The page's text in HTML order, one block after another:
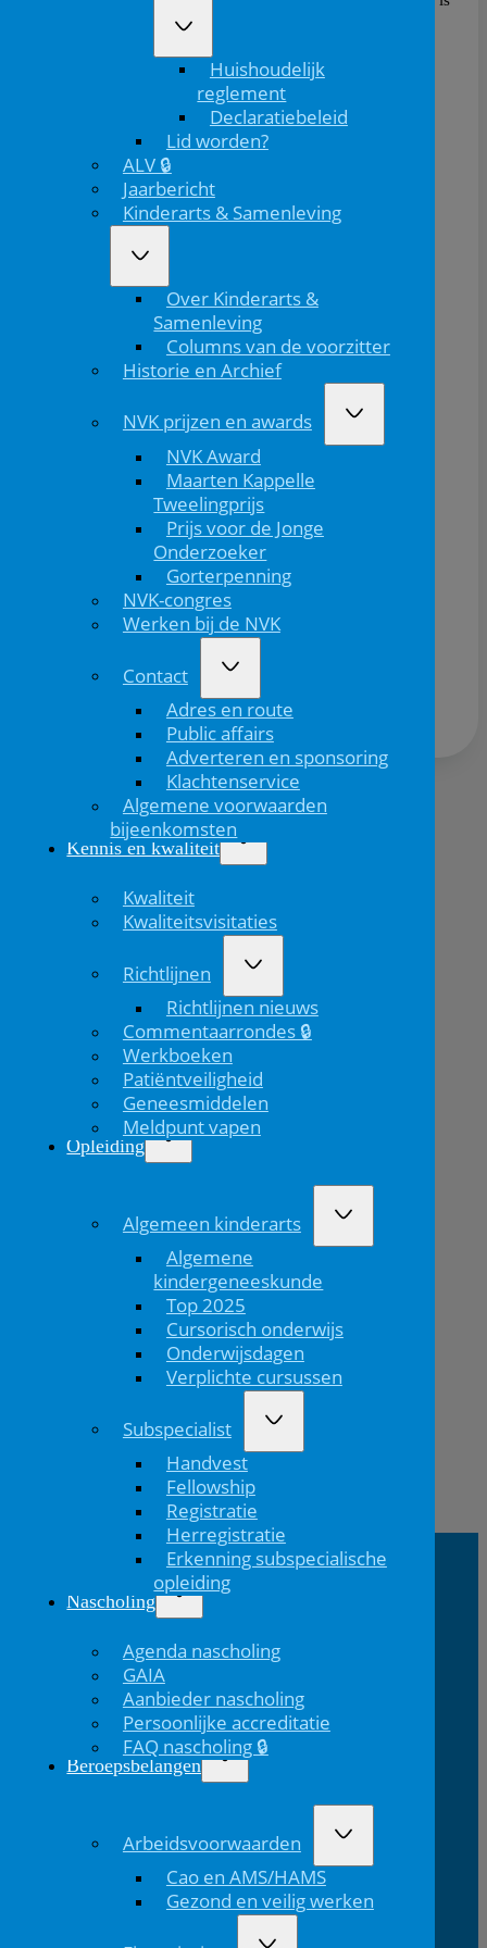
Huishoudelijk
reglement
Declaratiebeleid
Lid worden?
ALV 🔒
Jaarbericht
Kinderarts & Samenleving
Over Kinderarts &
Samenleving
Columns van de voorzitter
Historie en Archief
NVK prijzen en awards
NVK Award
Maarten Kappelle
Tweelingprijs
Prijs voor de Jonge
Onderzoeker
Gorterpenning
NVK-congres
Werken bij de NVK
Contact
Adres en route
Public affairs
Adverteren en sponsoring
Klachtenservice
Algemene voorwaarden
bijeenkomsten
Kennis en kwaliteit
Kwaliteit
Kwaliteitsvisitaties
Richtlijnen
Richtlijnen nieuws
Commentaarrondes 🔒
Werkboeken
Patiëntveiligheid
Geneesmiddelen
Meldpunt vapen
Opleiding
Algemeen kinderarts
Algemene
kindergeneeskunde
Top 2025
Cursorisch onderwijs
Onderwijsdagen
Verplichte cursussen
Subspecialist
Handvest
Fellowship
Registratie
Herregistratie
Erkenning subspecialische
opleiding
Nascholing
Agenda nascholing
GAIA
Aanbieder nascholing
Persoonlijke accreditatie
FAQ nascholing 🔒
Beroepsbelangen
Arbeidsvoorwaarden
Cao en AMS/HAMS
Gezond en veilig werken
nu dat er vaak een hele berg mayonaise bijkomt en
maar één frikandel bij te geven.”
>> Lees het NRC-artikel (inlog bij NRC vereist)
Deel dit bericht via:
bericht
NVK Contact
nvk@nvk.nl
(werkdagen)
Bezoekadres
Mercatorlaan3528 BL
Volg ons
Patiëntinformatie